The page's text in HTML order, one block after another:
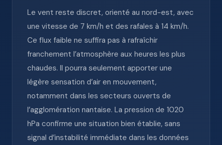
Le vent reste discret, orienté au nord-est, avec
une vitesse de 7 km/h et des rafales à 14 km/h.
Ce flux faible ne suffira pas à rafraîchir
franchement l’atmosphère aux heures les plus
chaudes. Il pourra seulement apporter une
légère sensation d’air en mouvement,
notamment dans les secteurs ouverts de
l’agglomération nantaise. La pression de 1020
hPa confirme une situation bien établie, sans
signal d’instabilité immédiate dans les données